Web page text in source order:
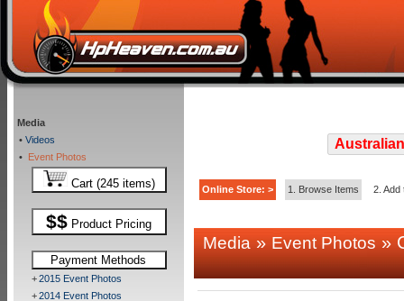
Media
• Videos
• Event Photos
Cart (245 items)
$$ Product Pricing
Payment Methods
+2015 Event Photos
+2014 Event Photos
Online Store: > 1. Browse Items 2. Add
Media»Event Photos»